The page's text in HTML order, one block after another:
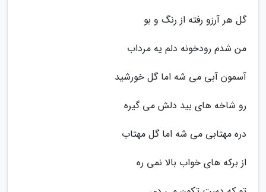
گل هر آرزو رفته از رنگ و بو
من شدم رودخونه دلم یه مرداب
آسمون آبی می شه اما گل خورشید
رو شاخه های بید دلش می گیره
دره مهتابی می شه اما گل مهتاب
از برکه های خواب بالا نمی ره